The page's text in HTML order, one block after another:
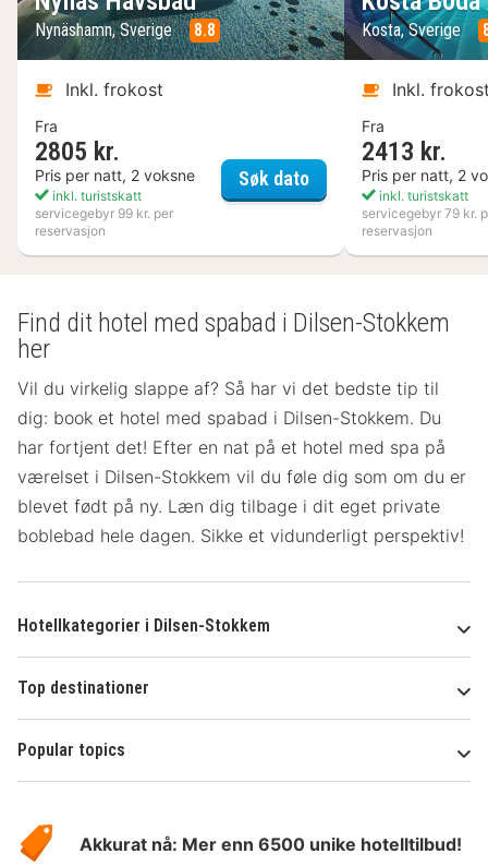
Nynäshamn, Sverige 8.8
Inkl. frokost
Fra
2805 kr.
Pris per natt, 2 voksne
inkl. turistskatt
servicegebyr 99 kr. per
reservasjon
Søk datoNynäs Havsbad
Kosta, Sverige
Inkl.
Fra
2413 kr.
Pris per natt, 2
inkl. turistskatt
servicegebyr 79 kr.
reservasjon
Find dit hotel med spabad i Dilsen-Stokkem
her
Vil du virkelig slappe af? Så har vi det bedste tip til
dig: book et hotel med spabad i Dilsen-Stokkem. Du
har fortjent det! Efter en nat på et hotel med spa på
værelset i Dilsen-Stokkem vil du føle dig som om du er
blevet født på ny. Læn dig tilbage i dit eget private
boblebad hele dagen. Sikke et vidunderligt perspektiv!
Hotellkategorier i Dilsen-Stokkem
Top destinationer
Popular topics
Hotelspecials
Akkurat nå: Mer enn 6500 unike hotelltilbud!